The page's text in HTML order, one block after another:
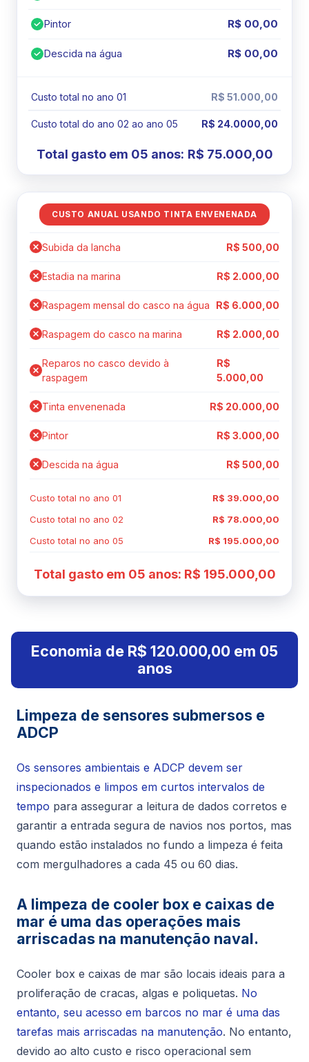
Pintor R$ 00,00
Descida na água R$ 00,00
Custo total no ano 01 R$ 51.000,00
Custo total do ano 02 ao ano 05 R$ 24.0000,00
Total gasto em 05 anos: R$ 75.000,00
CUSTO ANUAL USANDO TINTA ENVENENADA
Subida da lancha R$ 500,00
Estadia na marina R$ 2.000,00
Raspagem mensal do casco na água R$ 6.000,00
Raspagem do casco na marina R$ 2.000,00
Reparos no casco devido à
raspagem
R$
5.000,00
Tinta envenenada R$ 20.000,00
Pintor R$ 3.000,00
Descida na água R$ 500,00
Custo total no ano 01
R$ 39.000,00
Custo total no ano 02
R$ 78.000,00
Custo total no ano 05
R$ 195.000,00
Total gasto em 05 anos: R$ 195.000,00
Economia de R$ 120.000,00 em 05
anos
Limpeza de sensores submersos e
ADCP
Os sensores ambientais e ADCP devem ser
inspecionados e limpos em curtos intervalos de
tempo para assegurar a leitura de dados corretos e
garantir a entrada segura de navios nos portos, mas
quando estão instalados no fundo a limpeza é feita
com mergulhadores a cada 45 ou 60 dias.
A limpeza de cooler box e caixas de
mar é uma das operações mais
arriscadas na manutenção naval.
Cooler box e caixas de mar são locais ideais para a
proliferação de cracas, algas e poliquetas. No
entanto, seu acesso em barcos no mar é uma das
tarefas mais arriscadas na manutenção. No entanto,
devido ao alto custo e risco operacional sem